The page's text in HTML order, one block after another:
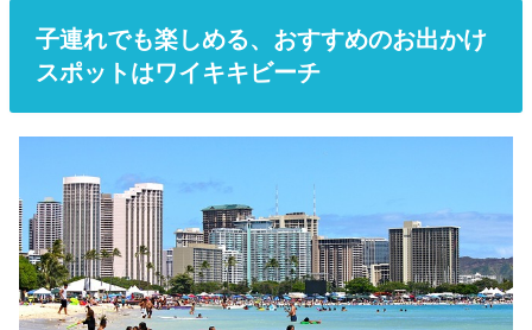
子連れでも楽しめる、おすすめのお出かけ
スポットはワイキキビーチ